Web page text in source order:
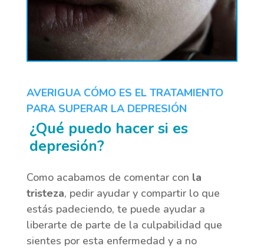
AVERIGUA CÓMO ES EL TRATAMIENTO
PARA SUPERAR LA DEPRESIÓN
¿Qué puedo hacer si es
depresión?
Como acabamos de comentar con la
tristeza, pedir ayudar y compartir lo que
estás padeciendo, te puede ayudar a
liberarte de parte de la culpabilidad que
sientes por esta enfermedad y a no